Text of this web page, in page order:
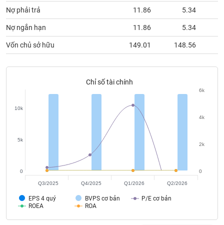
Nợ phải trả 11.86 5.34
Nợ ngắn hạn 11.86 5.34
Vốn chủ sở hữu 149.01 148.56
Chỉ số tài chính
EPS 4 quý BVPS cơ bản
P/E cơ bản
ROEA
ROA
0
5k
10k
0
2k
4k
6k
Q3/2025 Q4/2025 Q1/2026 Q2/2026
Truyền
thông
chính